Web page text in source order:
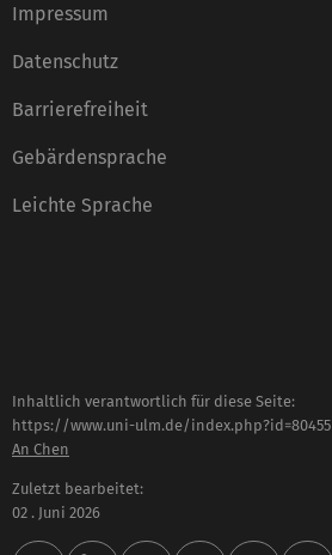
Impressum
Datenschutz
Barrierefreiheit
Gebärdensprache
Leichte Sprache
Inhaltlich verantwortlich für diese Seite:
https://www.uni-ulm.de/index.php?id=80455
An Chen
Zuletzt bearbeitet:
02 . Juni 2026